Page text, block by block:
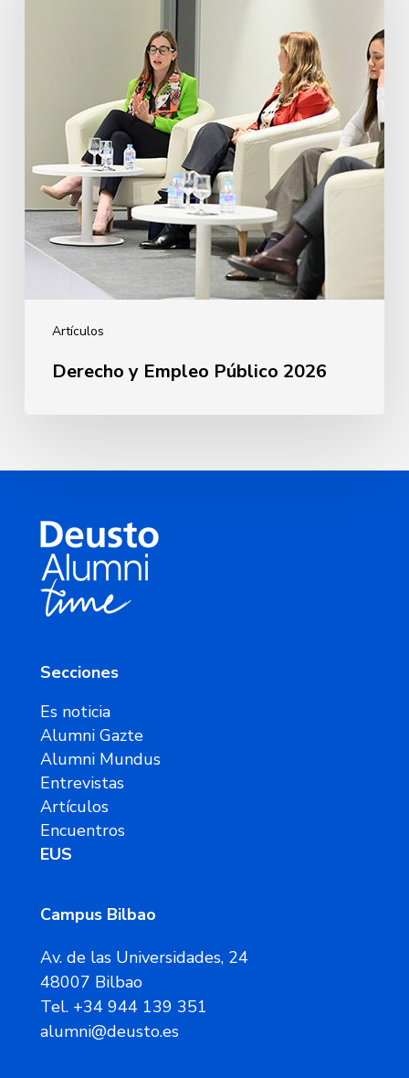
Artículos
Derecho y Empleo Público 2026
Secciones
Es noticia
Alumni Gazte
Alumni Mundus
Entrevistas
Artículos
Encuentros
EUS
Campus Bilbao
Av. de las Universidades, 24
48007 Bilbao
Tel. +34 944 139 351
alumni@deusto.es